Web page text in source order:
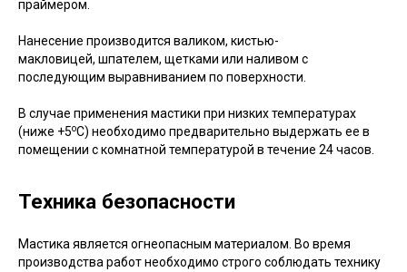
праймером.
Нанесение производится валиком, кистью-
макловицей, шпателем, щетками или наливом с
последующим выравниванием по поверхности.
В случае применения мастики при низких температурах
(ниже +5оС) необходимо предварительно выдержать ее в
помещении с комнатной температурой в течение 24 часов.
Техника безопасности
Мастика является огнеопасным материалом. Во время
производства работ необходимо строго соблюдать технику